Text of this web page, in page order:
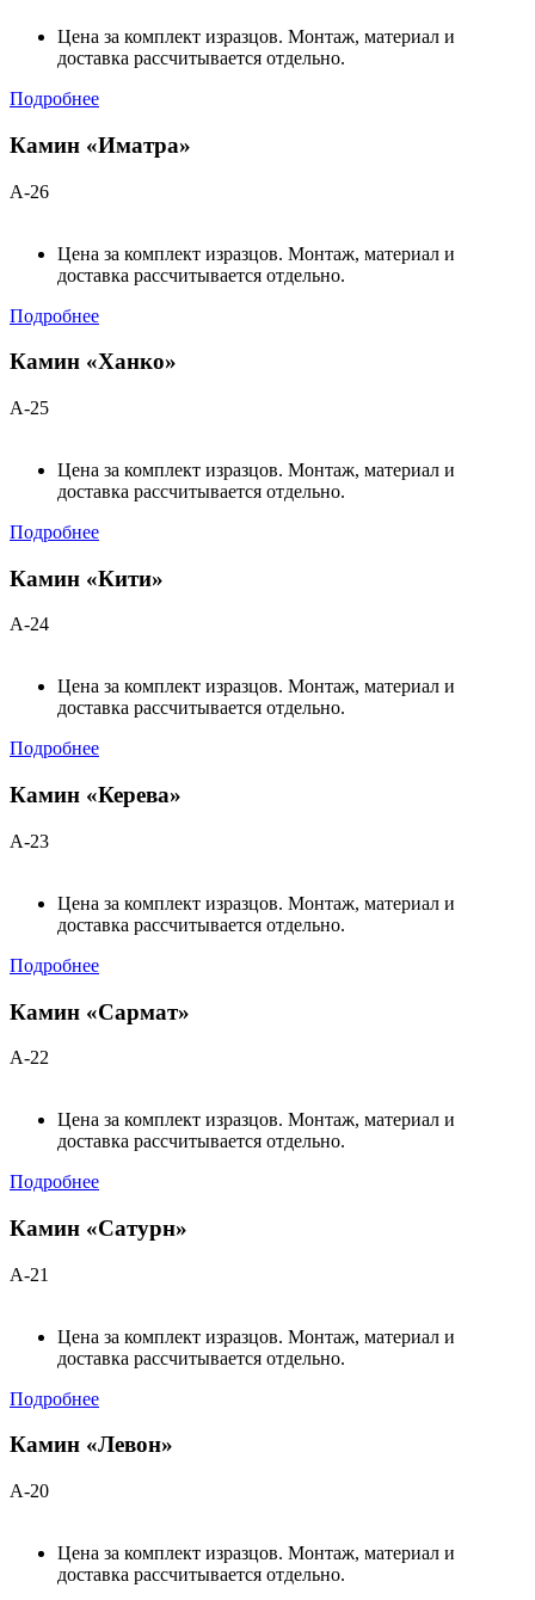
Цена за комплект изразцов. Монтаж, материал и
доставка рассчитывается отдельно.
Подробнее
Камин «Иматра»
А-26
Цена за комплект изразцов. Монтаж, материал и
доставка рассчитывается отдельно.
Подробнее
Камин «Ханко»
А-25
Цена за комплект изразцов. Монтаж, материал и
доставка рассчитывается отдельно.
Подробнее
Камин «Кити»
А-24
Цена за комплект изразцов. Монтаж, материал и
доставка рассчитывается отдельно.
Подробнее
Камин «Керева»
А-23
Цена за комплект изразцов. Монтаж, материал и
доставка рассчитывается отдельно.
Подробнее
Камин «Сармат»
А-22
Цена за комплект изразцов. Монтаж, материал и
доставка рассчитывается отдельно.
Подробнее
Камин «Сатурн»
А-21
Цена за комплект изразцов. Монтаж, материал и
доставка рассчитывается отдельно.
Подробнее
Камин «Левон»
А-20
Цена за комплект изразцов. Монтаж, материал и
доставка рассчитывается отдельно.